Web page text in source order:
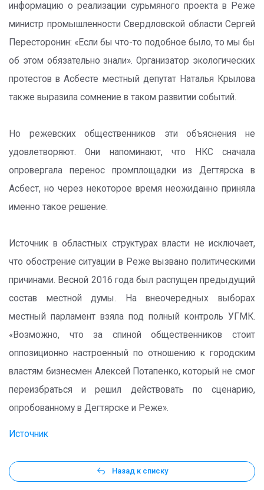
информацию о реализации сурьмяного проекта в Реже
министр промышленности Свердловской области Сергей
Пересторонин: «Если бы что-то подобное было, то мы бы
об этом обязательно знали». Организатор экологических
протестов в Асбесте местный депутат Наталья Крылова
также выразила сомнение в таком развитии событий.
Но режевских общественников эти объяснения не
удовлетворяют. Они напоминают, что НКС сначала
опровергала перенос промплощадки из Дегтярска в
Асбест, но через некоторое время неожиданно приняла
именно такое решение.
Источник в областных структурах власти не исключает,
что обострение ситуации в Реже вызвано политическими
причинами. Весной 2016 года был распущен предыдущий
состав местной думы. На внеочередных выборах
местный парламент взяла под полный контроль УГМК.
«Возможно, что за спиной общественников стоит
оппозиционно настроенный по отношению к городским
властям бизнесмен Алексей Потапенко, который не смог
переизбраться и решил действовать по сценарию,
опробованному в Дегтярске и Реже».
Источник
Назад к списку